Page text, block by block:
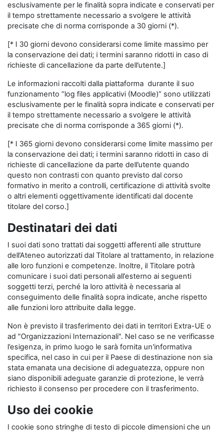
esclusivamente per le finalità sopra indicate e conservati per
il tempo strettamente necessario a svolgere le attività
precisate che di norma corrisponde a 30 giorni (*).
[* I 30 giorni devono considerarsi come limite massimo per
la conservazione dei dati; i termini saranno ridotti in caso di
richieste di cancellazione da parte dell’utente.]
Le informazioni raccolti dalla piattaforma durante il suo
funzionamento “log files applicativi (Moodle)” sono utilizzati
esclusivamente per le finalità sopra indicate e conservati per
il tempo strettamente necessario a svolgere le attività
precisate che di norma corrisponde a 365 giorni (*).
[* I 365 giorni devono considerarsi come limite massimo per
la conservazione dei dati; i termini saranno ridotti in caso di
richieste di cancellazione da parte dell’utente quando
questo non contrasti con quanto previsto dal corso
formativo in merito a controlli, certificazione di attività svolte
o altri elementi oggettivamente identificati dal docente
titolare del corso.]
Destinatari dei dati
I suoi dati sono trattati dai soggetti afferenti alle strutture
dell’Ateneo autorizzati dal Titolare al trattamento, in relazione
alle loro funzioni e competenze. Inoltre, il Titolare potrà
comunicare i suoi dati personali all’esterno ai seguenti
soggetti terzi, perché la loro attività è necessaria al
conseguimento delle finalità sopra indicate, anche rispetto
alle funzioni loro attribuite dalla legge.
Non è previsto il trasferimento dei dati in territori Extra-UE o
ad "Organizzazioni Internazionali". Nel caso se ne verificasse
l’esigenza, in primo luogo le sarà fornita un'informativa
specifica, nel caso in cui per il Paese di destinazione non sia
stata emanata una decisione di adeguatezza, oppure non
siano disponibili adeguate garanzie di protezione, le verrà
richiesto il consenso per procedere con il trasferimento.
Uso dei cookie
I cookie sono stringhe di testo di piccole dimensioni che un